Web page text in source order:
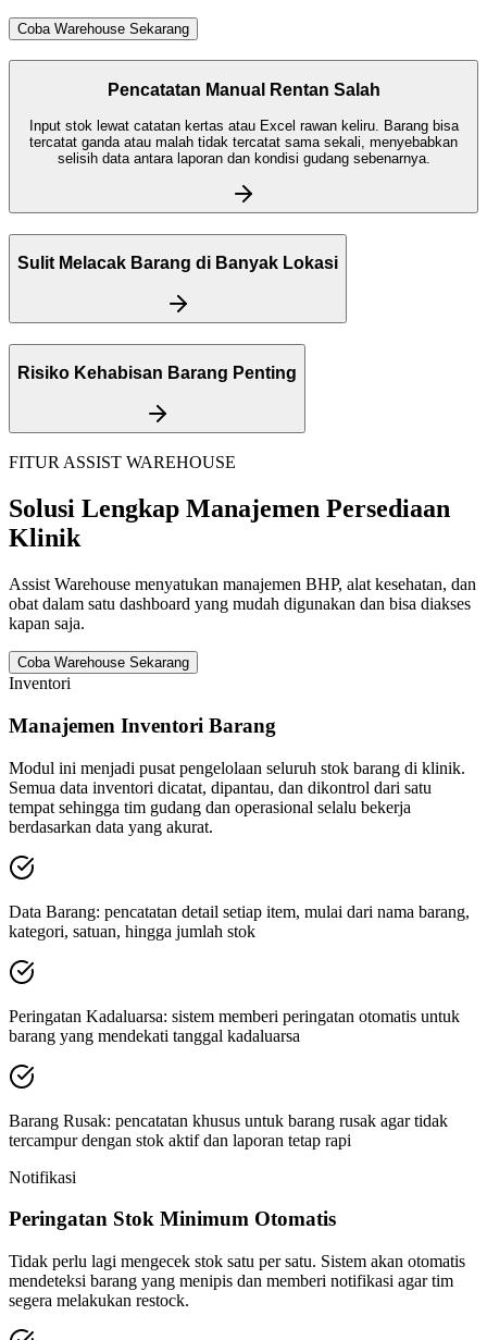
Coba Warehouse Sekarang
Pencatatan Manual Rentan Salah
Input stok lewat catatan kertas atau Excel rawan keliru. Barang bisa
tercatat ganda atau malah tidak tercatat sama sekali, menyebabkan
selisih data antara laporan dan kondisi gudang sebenarnya.
Sulit Melacak Barang di Banyak Lokasi
Risiko Kehabisan Barang Penting
FITUR ASSIST WAREHOUSE
Solusi Lengkap Manajemen Persediaan
Klinik
Assist Warehouse menyatukan manajemen BHP, alat kesehatan, dan
obat dalam satu dashboard yang mudah digunakan dan bisa diakses
kapan saja.
Coba Warehouse Sekarang
Inventori
Manajemen Inventori Barang
Modul ini menjadi pusat pengelolaan seluruh stok barang di klinik.
Semua data inventori dicatat, dipantau, dan dikontrol dari satu
tempat sehingga tim gudang dan operasional selalu bekerja
berdasarkan data yang akurat.
Data Barang: pencatatan detail setiap item, mulai dari nama barang,
kategori, satuan, hingga jumlah stok
Peringatan Kadaluarsa: sistem memberi peringatan otomatis untuk
barang yang mendekati tanggal kadaluarsa
Barang Rusak: pencatatan khusus untuk barang rusak agar tidak
tercampur dengan stok aktif dan laporan tetap rapi
Notifikasi
Peringatan Stok Minimum Otomatis
Tidak perlu lagi mengecek stok satu per satu. Sistem akan otomatis
mendeteksi barang yang menipis dan memberi notifikasi agar tim
segera melakukan restock.